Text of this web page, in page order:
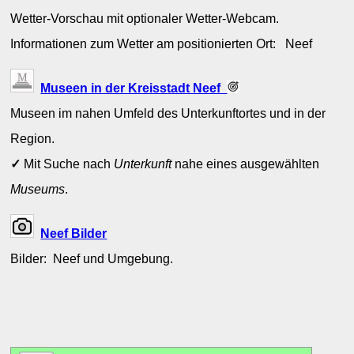
Wetter-Vorschau mit optionaler Wetter-Webcam.
Informationen zum Wetter am positionierten Ort: Neef
Museen in der Kreisstadt Neef
Museen im nahen Umfeld des Unterkunftortes und in der
Region.
✓ Mit Suche nach Unterkunftnahe eines ausgewählten
Museums.
Neef Bilder
Bilder: Neef und Umgebung.